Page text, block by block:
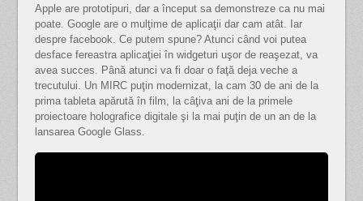
Apple are prototipuri, dar a început sa demonstreze ca nu mai
poate. Google are o mulţime de aplicaţii dar cam atât. Iar
despre facebook. Ce putem spune? Atunci când voi putea
desface fereastra aplicaţiei în widgeturi uşor de reaşezat, va
avea succes. Până atunci va fi doar o faţă deja veche a
trecutului. Un MIRC puţin modernizat, la cam 30 de ani de la
prima tableta apărută în film, la câţiva ani de la primele
proiectoare holografice digitale şi la mai puţin de un an de la
lansarea Google Glass.